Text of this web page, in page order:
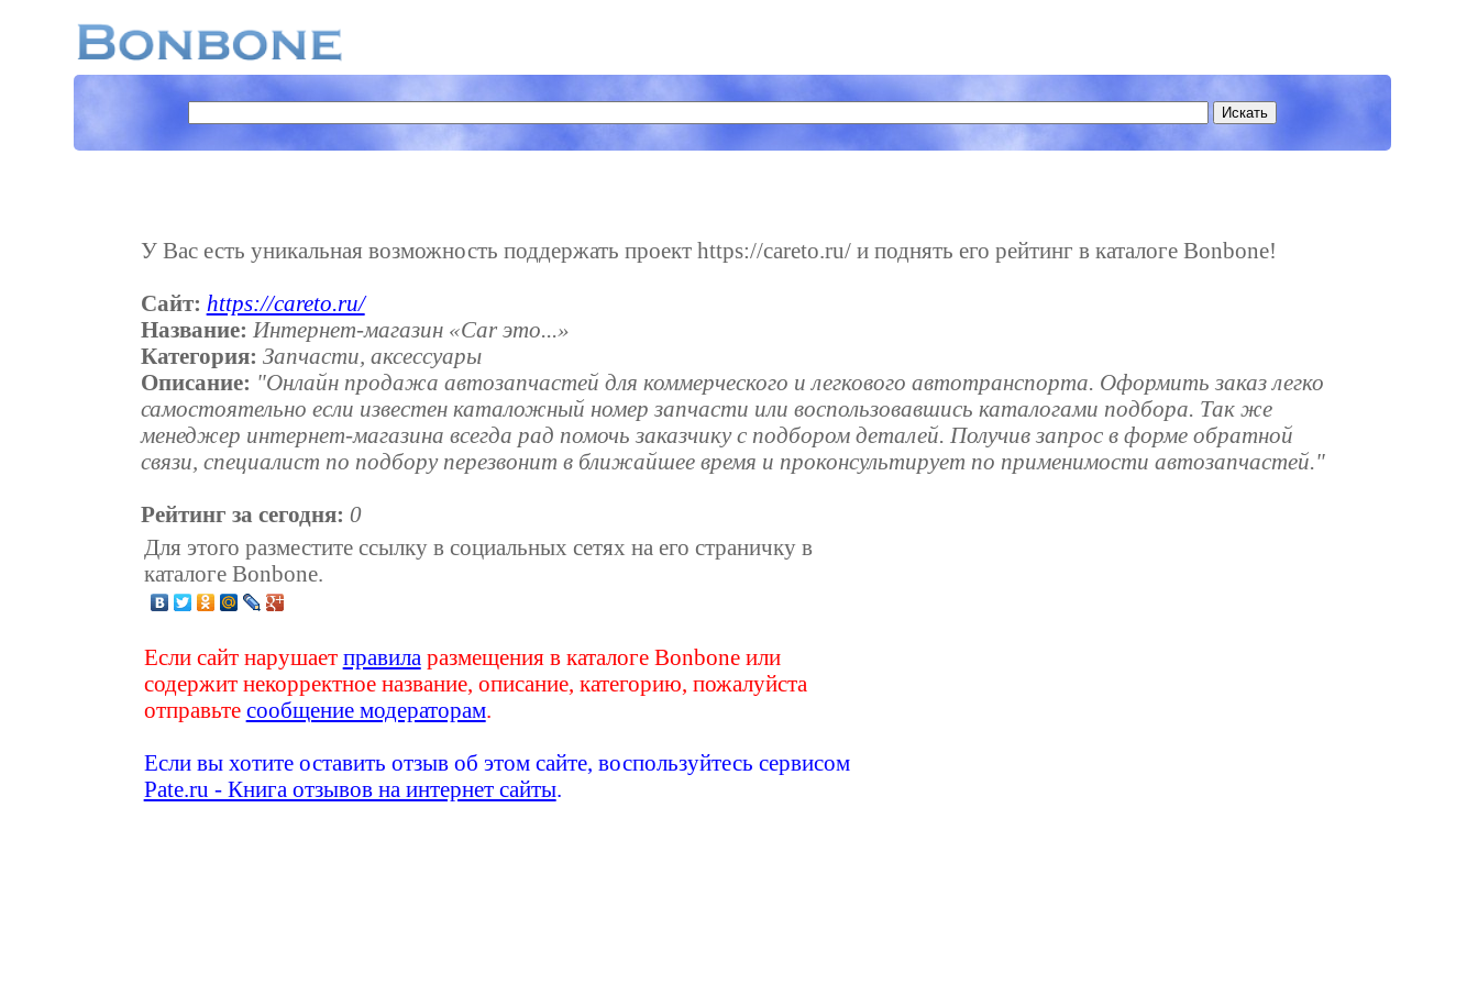
У Вас есть уникальная возможность поддержать проект https://careto.ru/ и поднять его рейтинг в каталоге Bonbone!
Сайт: https://careto.ru/
Название: Интернет-магазин «Car это...»
Категория: Запчасти, аксессуары
Описание: "Онлайн продажа автозапчастей для коммерческого и легкового автотранспорта. Оформить заказ легко
самостоятельно если известен каталожный номер запчасти или воспользовавшись каталогами подбора. Так же
менеджер интернет-магазина всегда рад помочь заказчику с подбором деталей. Получив запрос в форме обратной
связи, специалист по подбору перезвонит в ближайшее время и проконсультирует по применимости автозапчастей."
Рейтинг за сегодня: 0
Для этого разместите ссылку в социальных сетях на его страничку в
каталоге Bonbone.
Если сайт нарушает правила размещения в каталоге Bonbone или
содержит некорректное название, описание, категорию, пожалуйста
отправьте сообщение модераторам.
Если вы хотите оставить отзыв об этом сайте, воспользуйтесь сервисом
Pate.ru - Книга отзывов на интернет сайты.